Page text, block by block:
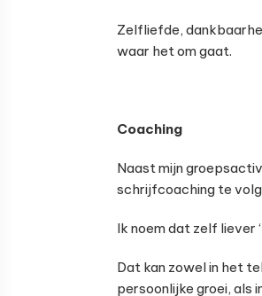
Zelfliefde,
waar het om gaat.
Coaching
Naast mijn
schrijfcoaching te
Ik noem dat zelf liever
Dat kan zowel in het
persoonlijke groei, als